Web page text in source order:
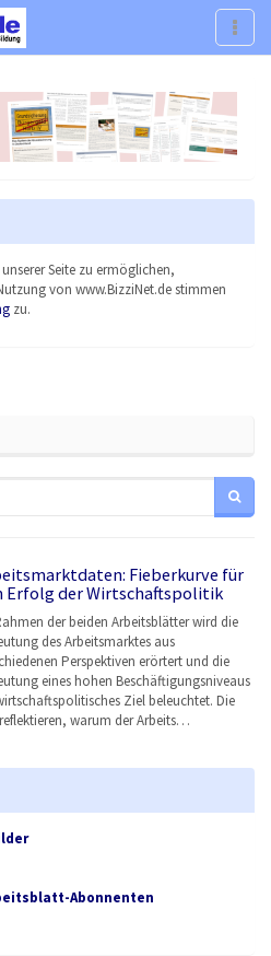
Seite zu ermöglichen,
von www.BizziNet.de stimmen
zu.
Fieberkurve für
Erfolg der Wirtschaftspolitik
der beiden Arbeitsblätter wird die
des Arbeitsmarktes aus
Perspektiven erörtert und die
eines hohen Beschäftigungsniveaus
Ziel beleuchtet. Die
warum der Arbeits…
Abonnenten